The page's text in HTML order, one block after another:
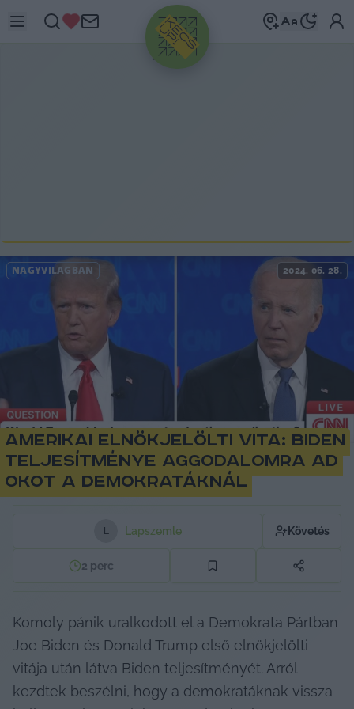
HIRDETÉS
NAGYVILÁGBAN 2024. 06. 28.
Amerikai elnökjelölti vita: Biden
teljesítménye aggodalomra ad
okot a demokratáknál
L Lapszemle Követés
2 perc
Komoly pánik uralkodott el a Demokrata Pártban
Joe Biden és Donald Trump első elnökjelölti
vitája után látva Biden teljesítményét. Arról
kezdtek beszélni, hogy a demokratáknak vissza